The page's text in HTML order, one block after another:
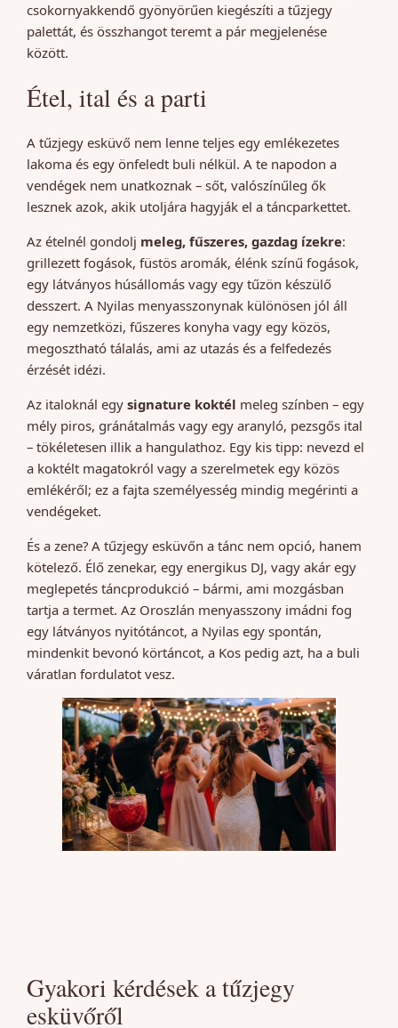
csokornyakkendő gyönyörűen kiegészíti a tűzjegy
palettát, és összhangot teremt a pár megjelenése
között.
Étel, ital és a parti
A tűzjegy esküvő nem lenne teljes egy emlékezetes
lakoma és egy önfeledt buli nélkül. A te napodon a
vendégek nem unatkoznak – sőt, valószínűleg ők
lesznek azok, akik utoljára hagyják el a táncparkettet.
Az ételnél gondolj meleg, fűszeres, gazdag ízekre:
grillezett fogások, füstös aromák, élénk színű fogások,
egy látványos húsállomás vagy egy tűzön készülő
desszert. A Nyilas menyasszonynak különösen jól áll
egy nemzetközi, fűszeres konyha vagy egy közös,
megosztható tálalás, ami az utazás és a felfedezés
érzését idézi.
Az italoknál egy signature koktél meleg színben – egy
mély piros, gránátalmás vagy egy aranyló, pezsgős ital
– tökéletesen illik a hangulathoz. Egy kis tipp: nevezd el
a koktélt magatokról vagy a szerelmetek egy közös
emlékéről; ez a fajta személyesség mindig megérinti a
vendégeket.
És a zene? A tűzjegy esküvőn a tánc nem opció, hanem
kötelező. Élő zenekar, egy energikus DJ, vagy akár egy
meglepetés táncprodukció – bármi, ami mozgásban
tartja a termet. Az Oroszlán menyasszony imádni fog
egy látványos nyitótáncot, a Nyilas egy spontán,
mindenkit bevonó körtáncot, a Kos pedig azt, ha a buli
váratlan fordulatot vesz.
Gyakori kérdések a tűzjegy
esküvőről